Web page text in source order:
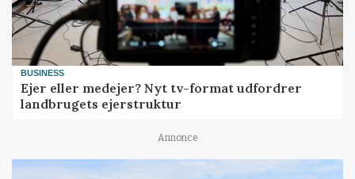
BUSINESS
Ejer eller medejer? Nyt tv-format udfordrer
landbrugets ejerstruktur
Annonce